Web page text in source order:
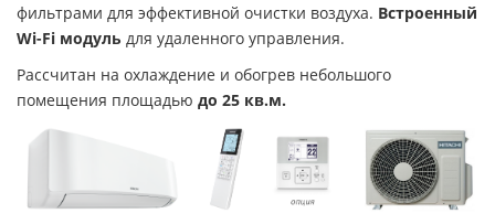
фильтрами для эффективной очистки воздуха. Встроенный
Wi-Fi модуль для удаленного управления.
Рассчитан на охлаждение и обогрев небольшого
помещения площадью до 25 кв.м.